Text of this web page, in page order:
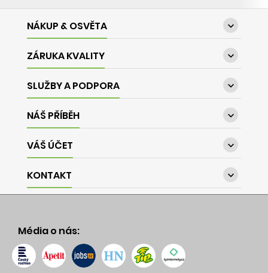
NÁKUP & OSVĚTA 
ZÁRUKA KVALITY 
SLUŽBY A PODPORA 
NÁŠ PŘÍBĚH 
VÁŠ ÚČET 
KONTAKT 
Média o nás: